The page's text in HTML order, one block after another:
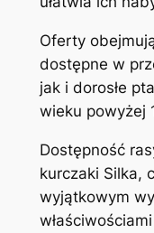
Oferty
dostępne w
jak i dorosłe
wieku powyżej
Dostępność
kurczaki Silka,
wyjątkowym